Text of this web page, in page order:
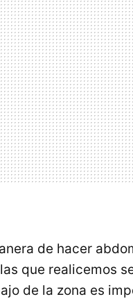
de hacer
que realicemos
de la zona es